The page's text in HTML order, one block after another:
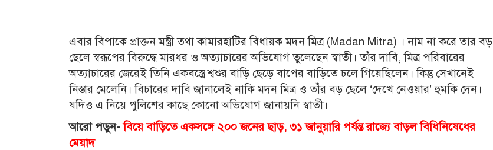
এবার বিপাকে প্রাক্তন মন্ত্রী তথা কামারহাটির বিধায়ক মদন মিত্র (Madan Mitra) । নাম না করে তার বড়
ছেলে স্বরূপের বিরুদ্ধে মারধর ও অত্যাচারের অভিযোগ তুলেছেন স্বাতী। তাঁর দাবি, মিত্র পরিবারের
অত্যাচারের জেরেই তিনি একবস্ত্রে শ্বশুর বাড়ি ছেড়ে বাপের বাড়িতে চলে গিয়েছিলেন। কিন্তু সেখানেই
নিস্তার মেলেনি। বিচারের দাবি জানালেই নাকি মদন মিত্র ও তাঁর বড় ছেলে ‘দেখে নেওয়ার’ হুমকি দেন।
যদিও এ নিয়ে পুলিশের কাছে কোনো অভিযোগ জানায়নি স্বাতী।
আরো পড়ুন-বিয়ে বাড়িতে একসঙ্গে ২০০ জনের ছাড়, ৩১ জানুয়ারি পর্যন্ত রাজ্যে বাড়ল বিধিনিষেধের
মেয়াদ